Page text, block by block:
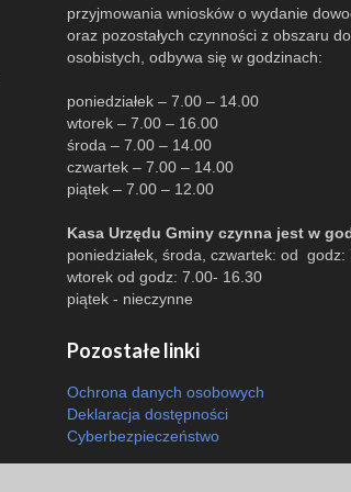
przyjmowania wniosków o wydanie
oraz pozostałych czynności z obszaru
osobistych, odbywa się w godzinach:
poniedziałek – 7.00 – 14.00
wtorek – 7.00 – 16.00
środa – 7.00 – 14.00
czwartek – 7.00 – 14.00
piątek – 7.00 – 12.00
Kasa Urzędu Gminy czynna jest w
poniedziałek, środa, czwartek: od
wtorek od godz: 7.00- 16.30
piątek - nieczynne
Pozostałe linki
Ochrona danych osobowych
Deklaracja dostępności
Cyberbezpieczeństwo